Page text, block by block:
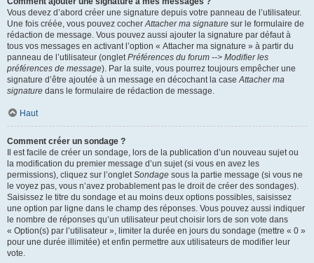
Vous devez d’abord créer une signature depuis votre panneau de l’utilisateur.
Une fois créée, vous pouvez cocherAttacher ma signature sur le formulaire de
rédaction de message. Vous pouvez aussi ajouter la signature par défaut à
tous vos messages en activant l’option « Attacher ma signature » à partir du
panneau de l’utilisateur (ongletPréférences du forum --> Modifier les
préférences de message). Par la suite, vous pourrez toujours empêcher une
signature d’être ajoutée à un message en décochant la caseAttacher ma
signature dans le formulaire de rédaction de message.
Haut
Comment créer un sondage ?
Il est facile de créer un sondage, lors de la publication d’un nouveau sujet ou
la modification du premier message d’un sujet (si vous en avez les
permissions), cliquez sur l’ongletSondage sous la partie message (si vous ne
le voyez pas, vous n’avez probablement pas le droit de créer des sondages).
Saisissez le titre du sondage et au moins deux options possibles, saisissez
une option par ligne dans le champ des réponses. Vous pouvez aussi indiquer
le nombre de réponses qu’un utilisateur peut choisir lors de son vote dans
« Option(s) par l’utilisateur », limiter la durée en jours du sondage (mettre « 0 »
pour une durée illimitée) et enfin permettre aux utilisateurs de modifier leur
vote.